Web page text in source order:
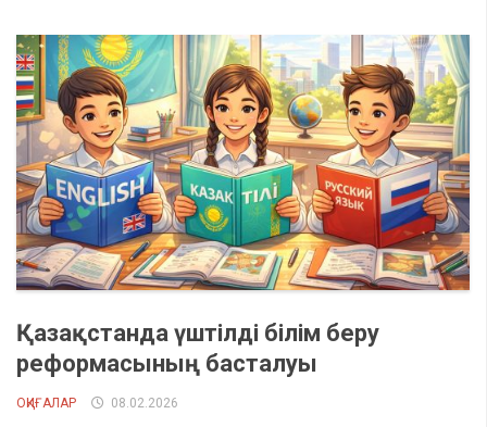
Қазақстанда үштілді білім беру
реформасының басталуы
ОҚИҒАЛАР 08.02.2026